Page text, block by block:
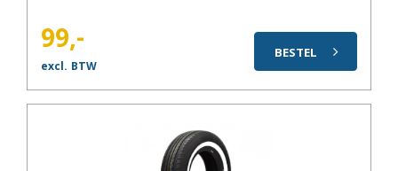
99,-
excl. BTW
BESTEL